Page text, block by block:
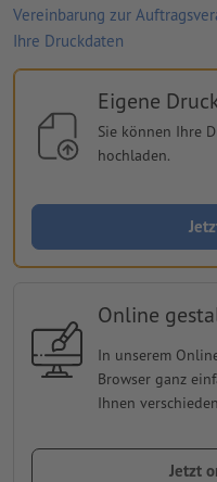
Vereinbarung zur
Ihre Druckdaten
Eigene
Sie können Ihre
hochladen.
Online
In unserem
Browser ganz
Ihnen
Jetzt